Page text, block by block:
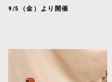
9/5（金）より開催